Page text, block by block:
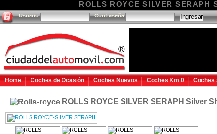
ROLLS ROYCE SILVER
Usuario Contraseña
Home Coches de Ocasión Coches Nuevos Coches Km 0 Coches
ROLLS ROYCE SILVER SERAPH Silver